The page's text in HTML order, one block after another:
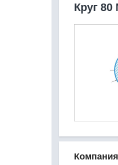
Круг
Компания